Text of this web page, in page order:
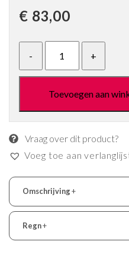
€ 83,00
Toevoegen aan
Vraag over dit product?
Voeg toe aan
Omschrijving+
Regn+